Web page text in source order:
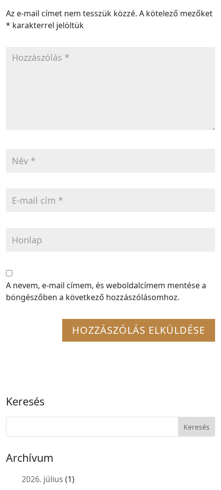
Az e-mail címet nem tesszük közzé. A kötelező mezőket
* karakterrel jelöltük
A nevem, e-mail címem, és weboldalcímem mentése a
böngészőben a következő hozzászólásomhoz.
Keresés
Archívum
2026. július (1)